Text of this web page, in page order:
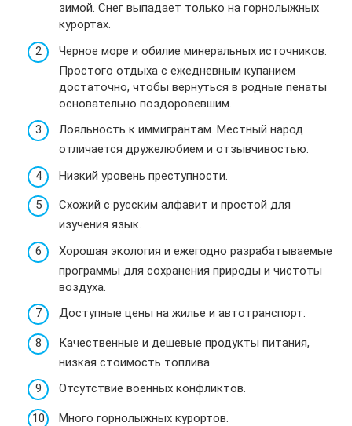
зимой. Снег выпадает только на горнолыжных
курортах.
Черное море и обилие минеральных источников.
Простого отдыха с ежедневным купанием
достаточно, чтобы вернуться в родные пенаты
основательно поздоровевшим.
Лояльность к иммигрантам. Местный народ
отличается дружелюбием и отзывчивостью.
Низкий уровень преступности.
Схожий с русским алфавит и простой для
изучения язык.
Хорошая экология и ежегодно разрабатываемые
программы для сохранения природы и чистоты
воздуха.
Доступные цены на жилье и автотранспорт.
Качественные и дешевые продукты питания,
низкая стоимость топлива.
Отсутствие военных конфликтов.
Много горнолыжных курортов.